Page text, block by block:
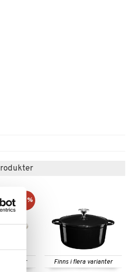
varianter
-11%
Finns i flera varianter